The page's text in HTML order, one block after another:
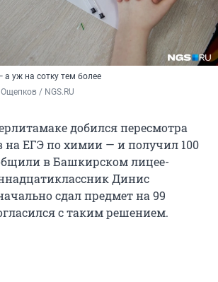
уж на сотку тем более
/ NGS.RU
добился пересмотра
на ЕГЭ по химии — и получил 100
в Башкирском лицее-
Динис
сдал предмет на 99
с таким решением.